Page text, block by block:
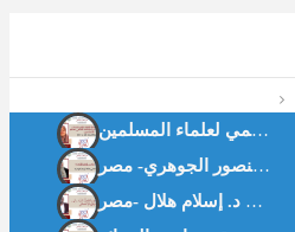
حوار مع د.كاميليا حلمي رئيس لجنة الأسرة بالاتحاد العالمي لعلماء المسلمين
فقه المسافة الآمنة: براءة الذمة في صلة الرحم المؤذية د. فداء منصور الجوهري- مصر